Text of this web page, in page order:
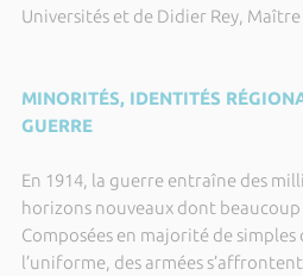
Universités et de Didier Rey,
MINORITÉS, IDENTITÉS
GUERRE
En 1914, la guerre entraîne des
horizons nouveaux dont
Composées en majorité de
l’uniforme, des armées